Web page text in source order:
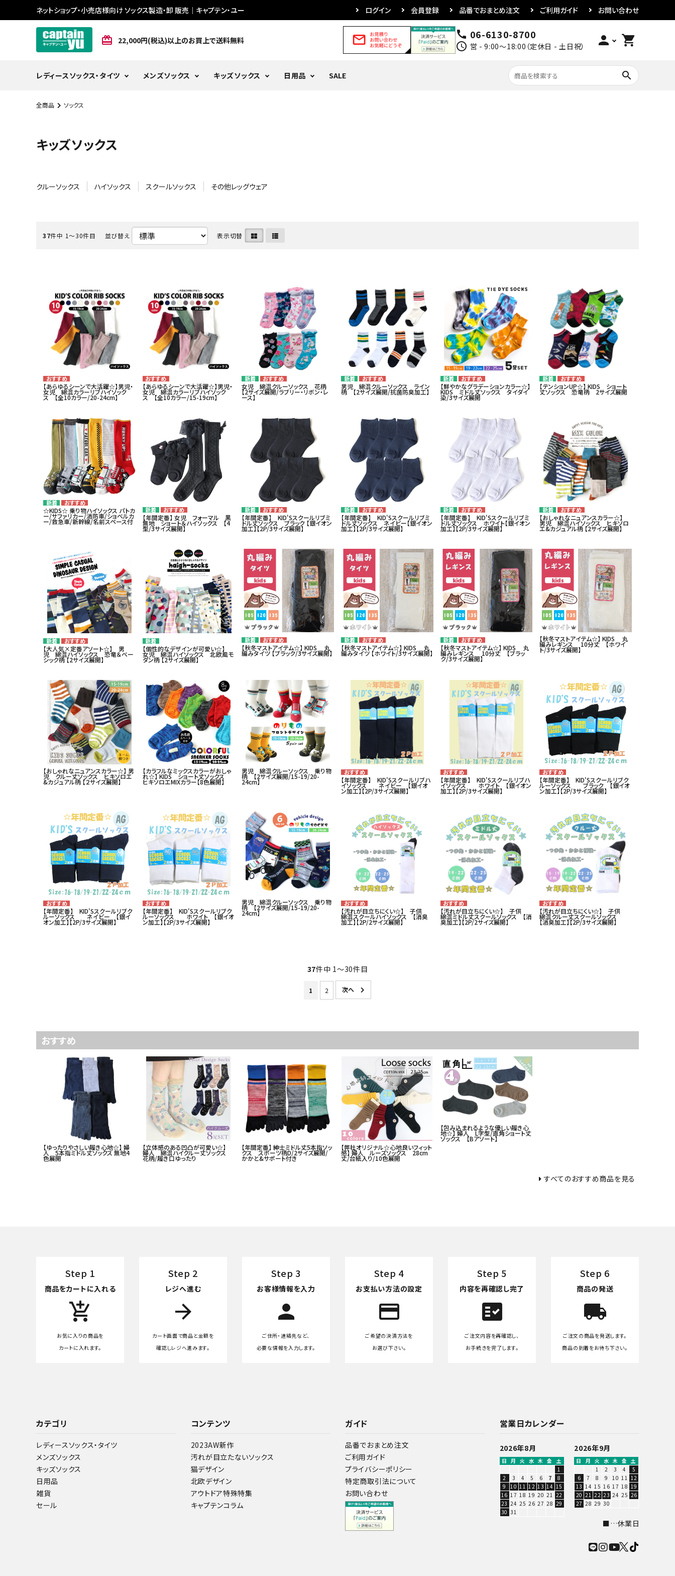
ネットショップ・小売店様向け ソックス製造・卸 販売 ｜キャプテン・ユー ログイン 会員登録 品番でおまとめ注文 ご利用ガイド お問い合わせ
card_giftcard 22,000円(税込)以上のお買上で送料無料 call 06-6130-8700
schedule 営 - 9:00～18:00（定休日 - 土日祝） person shopping_cart
レディースソックス・タイツ メンズソックス キッズソックス 日用品 SALE search
ACCOUNT MENU
ログイン person 会員登録
品番でおまとめ注文
プライバシーポリシー
特定商取引法について
お問い合わせ
06-6130-8700
全商品 ソックス
キッズソックス
クルーソックス ハイソックス スクールソックス その他レッグウェア
37件中 1〜30件目 並び替え 表示切替
【あらゆるシーンで大活躍☆】男児・
女児 綿混カラーリブハイソック
ス 【全10カラー/20-24cm】
【あらゆるシーンで大活躍☆】男児・
女児 綿混カラーリブハイソック
ス 【全10カラー/15-19cm】
女児 綿混クルーソックス 花柄
【2サイズ展開/ラブリー・リボン・レ
ース】
男児 綿混クルーソックス ライン
柄 【2サイズ展開/抗菌防臭加工】
【鮮やかなグラデーションカラー☆】
KIDS ミドル丈ソックス タイダイ
染/3サイズ展開
【テンションUP☆】 KIDS ショート
丈ソックス 恐竜柄 2サイズ展開
☆KIDS☆ 乗り物ハイソックス パトカ
ー/サファリカー/消防車/ショベルカ
ー/救急車/新幹線/名前スペース付 【年間定番】 女児 フォーマル 黒
無地 ショート＆ハイソックス 【4
型/3サイズ展開】
【年間定番】 KID'Sスクールリブミ
ドル丈ソックス ブラック 【銀イオン
加工】【2P/3サイズ展開】
【年間定番】 KID'Sスクールリブミ
ドル丈ソックス ネイビー【銀イオン
加工】【2P/3サイズ展開】
【年間定番】 KID'Sスクールリブミ
ドル丈ソックス ホワイト【銀イオン
加工】【2P/3サイズ展開】
【おしゃれなニュアンスカラー☆】
男児 綿混ハイソックス ヒキソロ
エ&カジュアル柄 【2サイズ展開】
【大人気×定番アソート☆】 男
児 綿混ハイソックス 恐竜＆ベー
シック柄 【2サイズ展開】
【個性的なデザインが可愛い☆】
女児 綿混ハイソックス 北欧風モ
ダン柄 【2サイズ展開】
【秋冬マストアイテム☆】 KIDS 丸
編みタイツ 【ブラック/3サイズ展開】
【秋冬マストアイテム☆】 KIDS 丸
編みタイツ 【ホワイト/3サイズ展開】
【秋冬マストアイテム☆】 KIDS 丸
編みレギンス 10分丈 【ブラッ
ク/3サイズ展開】
【秋冬マストアイテム☆】 KIDS 丸
編みレギンス 10分丈 【ホワイ
ト/3サイズ展開】
【おしゃれなニュアンスカラー☆】 男
児 クルー丈ソックス ヒキソロエ
&カジュアル柄 【２サイズ展開】
【カラフルなミックスカラーがおしゃ
れ☆】 KIDS ショート丈ソックス
ヒキソロエMIXカラー【8色展開】
男児 綿混クルーソックス 乗り物
柄 【2サイズ展開/15-19/20-
24cm】 【年間定番】 KID'Sスクールリブハ
イソックス ネイビー 【銀イオ
ン加工】【2P/3サイズ展開】
【年間定番】 KID'Sスクールリブハ
イソックス ホワイト 【銀イオン
加工】【2P/3サイズ展開】
【年間定番】 KID'Sスクールリブク
ルーソックス ブラック 【銀イオ
ン加工】【2P/3サイズ展開】
【年間定番】 KID'Sスクールリブク
ルーソックス ネイビー 【銀イ
オン加工】【2P/3サイズ展開】
【年間定番】 KID'Sスクールリブク
ルーソックス ホワイト 【銀イオ
ン加工】【2P/3サイズ展開】
男児 綿混クルーソックス 乗り物
柄 【2サイズ展開/15-19/20-
24cm】 【汚れが目立ちにくい☆】 子供
綿混スクールハイソックス 【消臭
加工】【2P/2サイズ展開】
【汚れが目立ちにくい☆】 子供
綿混ミドル丈スクールソックス 【消
臭加工】【2P/2サイズ展開】
【汚れが目立ちにくい☆】 子供
綿混クルー丈スクールソックス
【消臭加工】【2P/3サイズ展開】
37件中 1〜30件目
1 2
おすすめ
【ゆったりやさしい履き心地☆】 婦
人 5本指ミドル丈ソックス 無地4
色展開
【立体感のある凹凸が可愛い☆】
婦人 綿混ハイクルー丈ソックス
花柄/履き口ゆったり
【年間定番】 紳士ミドル丈5本指ソッ
クス スポーツ柄D/2サイズ展開/
かかと&サポート付き
【弊社オリジナル☆心地良いフィット
感】 婦人 ルーズソックス 28cm
丈/台紙入り/10色展開
【包み込まれるような優しい履き心
地☆】 婦人 L字型/直角ショート丈
ソックス 【Bアソート】
すべてのおすすめ商品を見る
Step 1
商品をカートに入れる
add_shopping_cart
お気に入りの商品を
カートに入れます。
Step 2
レジへ進む
arrow_forward
カート画面で商品と金額を
確認しレジへ進みます。
Step 3
お客様情報を入力
person
ご住所・連絡先など、
必要な情報を入力します。
Step 4
お支払い方法の設定
credit_card
ご希望の決済方法を
お選び下さい。
Step 5
内容を再確認し完了
fact_check
ご注文内容を再確認し、
お手続きを完了します。
Step 6
商品の発送
local_shipping
ご注文の商品を発送します。
商品の到着をお待ち下さい。
カテゴリ
レディースソックス・タイツ
メンズソックス
キッズソックス
日用品
雑貨
セール
コンテンツ
2023AW新作
汚れが目立たないソックス
猫デザイン
北欧デザイン
アウトドア特殊特集
キャプテンコラム
ガイド
品番でおまとめ注文
ご利用ガイド
プライバシーポリシー
特定商取引法について
お問い合わせ
営業日カレンダー
2026年8月
日 月 火 水 木 金 土
1
2
3 4 5 6 7
8
9
10 11 12 13 14 15
16 17 18 19 20 21 22
23 24 25 26 27 28 29
30 31
2026年9月
日 月 火 水 木 金 土
1
2 3 4
5
6
7 8 9 10 11 12
13 14 15 16 17 18 19
20 21 22 23 24 25 26
27 28 29 30